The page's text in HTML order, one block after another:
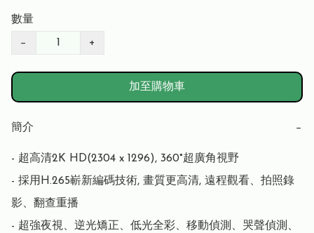
數量
− +
加至購物車
簡介 −
- 超高清2K HD(2304 x 1296), 360°超廣角視野
- 採用H.265嶄新編碼技術, 畫質更高清, 遠程觀看、拍照錄
影、翻查重播
- 超強夜視、逆光矯正、低光全彩、移動偵測、哭聲偵測、